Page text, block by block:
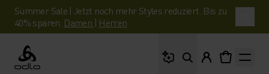
Summer Sale | Jetzt noch mehr Styles reduziert. Bis zu
40% sparen. Damen | Herren
Odlo